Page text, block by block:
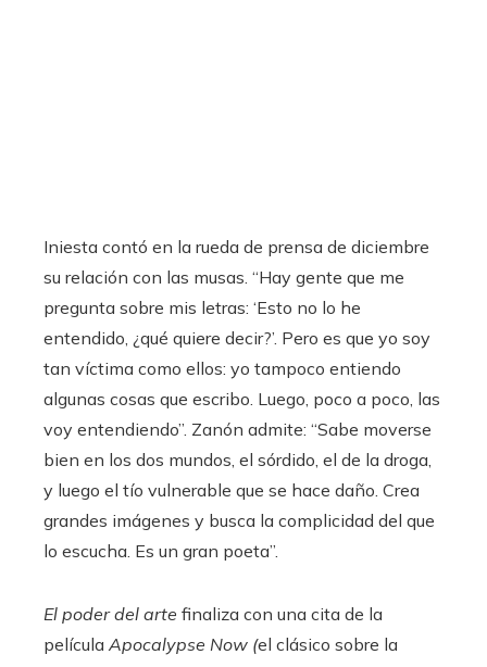
Iniesta contó en la rueda de prensa de diciembre
su relación con las musas. “Hay gente que me
pregunta sobre mis letras: ‘Esto no lo he
entendido, ¿qué quiere decir?’. Pero es que yo soy
tan víctima como ellos: yo tampoco entiendo
algunas cosas que escribo. Luego, poco a poco, las
voy entendiendo”. Zanón admite: “Sabe moverse
bien en los dos mundos, el sórdido, el de la droga,
y luego el tío vulnerable que se hace daño. Crea
grandes imágenes y busca la complicidad del que
lo escucha. Es un gran poeta”.
El poder del arte finaliza con una cita de la
película Apocalypse Now (el clásico sobre la